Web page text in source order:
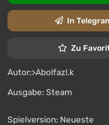
In
Zu
Autor:>Abolfazl.k
Ausgabe: Steam
Spielversion: Neueste